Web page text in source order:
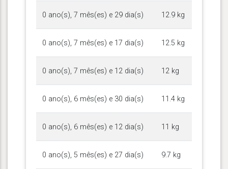
0 ano(s), 7 mês(es) e 29 dia(s) 12.9 kg
0 ano(s), 7 mês(es) e 17 dia(s) 12.5 kg
0 ano(s), 7 mês(es) e 12 dia(s) 12 kg
0 ano(s), 6 mês(es) e 30 dia(s) 11.4 kg
0 ano(s), 6 mês(es) e 12 dia(s) 11 kg
0 ano(s), 5 mês(es) e 27 dia(s) 9.7 kg